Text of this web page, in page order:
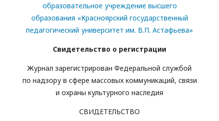
образовательное учреждение высшего
образования «Красноярский государственный
педагогический университет им. В.П. Астафьева»
Свидетельство о регистрации
Журнал зарегистрирован Федеральной службой
по надзору в сфере массовых коммуникаций, связи
и охраны культурного наследия
СВИДЕТЕЛЬСТВО